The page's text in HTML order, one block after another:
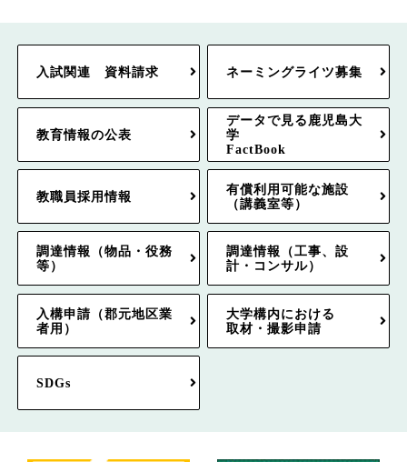
入試関連 資料請求 ネーミングライツ募集
教育情報の公表
データで見る鹿児島大
学
FactBook
教職員採用情報
有償利用可能な施設
（講義室等）
調達情報（物品・役務
等）
調達情報（工事、設
計・コンサル）
入構申請（郡元地区業
者用）
大学構内における
取材・撮影申請
SDGs